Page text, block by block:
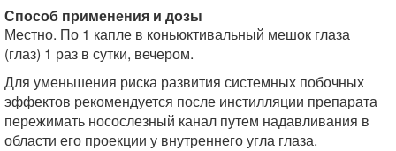
Способ применения и дозы
Местно. По 1 капле в коньюктивальный мешок глаза
(глаз) 1 раз в сутки, вечером.
Для уменьшения риска развития системных побочных
эффектов рекомендуется после инстилляции препарата
пережимать носослезный канал путем надавливания в
области его проекции у внутреннего угла глаза.